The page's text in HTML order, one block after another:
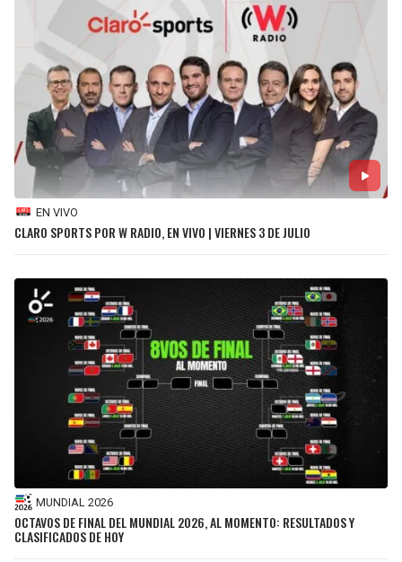
EN VIVO
CLARO SPORTS POR W RADIO, EN VIVO | VIERNES 3 DE JULIO
MUNDIAL 2026
OCTAVOS DE FINAL DEL MUNDIAL 2026, AL MOMENTO: RESULTADOS Y
CLASIFICADOS DE HOY